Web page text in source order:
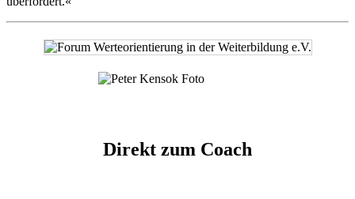
Direkt zum Coach